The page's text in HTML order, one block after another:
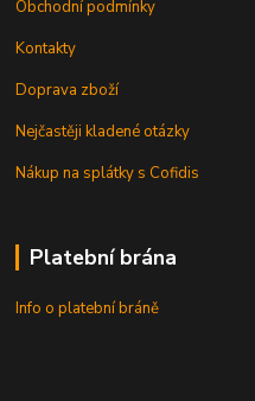
Obchodní podmínky
Kontakty
Doprava zboží
Nejčastěji kladené otázky
Nákup na splátky s Cofidis
Platební brána
Info o platební bráně